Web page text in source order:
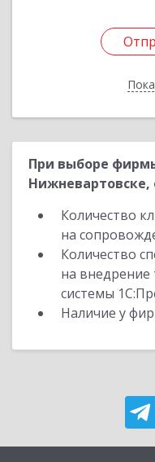
При выборе
Нижневартовске,
Количество
на
Количество
на
системы
Наличие у